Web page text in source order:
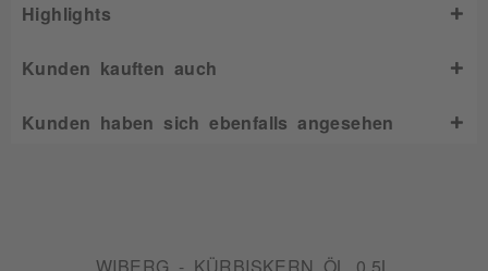
Highlights
Kunden kauften auch
Kunden haben sich ebenfalls angesehen
WIBERG - KÜRBISKERN ÖL 0,5L